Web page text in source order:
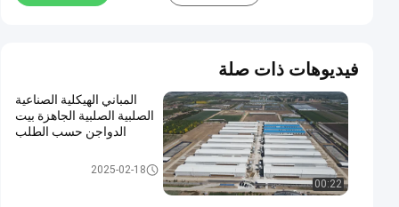
فيديوهات ذات صلة
00:22
المباني الهيكلية الصناعية
الصلبية الصلبية الجاهزة بيت
الدواجن حسب الطلب
هيكل فولاذي بيت الدواجن
2025-02-18